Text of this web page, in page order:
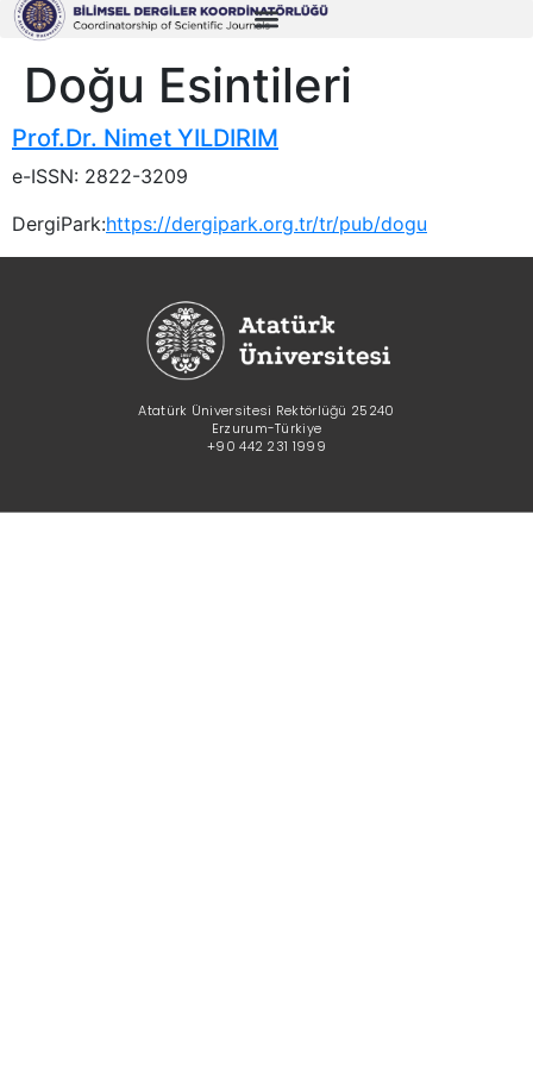
Doğu Esintileri
Prof.Dr. Nimet YILDIRIM
e-ISSN: 2822-3209
DergiPark:https://dergipark.org.tr/tr/pub/dogu
Atatürk Üniversitesi Rektörlüğü 25240
Erzurum-Türkiye
+90 442 231 1999